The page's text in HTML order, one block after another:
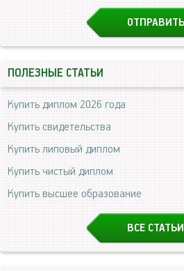
ПОЛЕЗНЫЕ СТАТЬИ
Купить диплом 2026 года
Купить свидетельства
Купить липовый диплом
Купить чистый диплом
Купить высшее образование
ВСЕ СТАТЬИ